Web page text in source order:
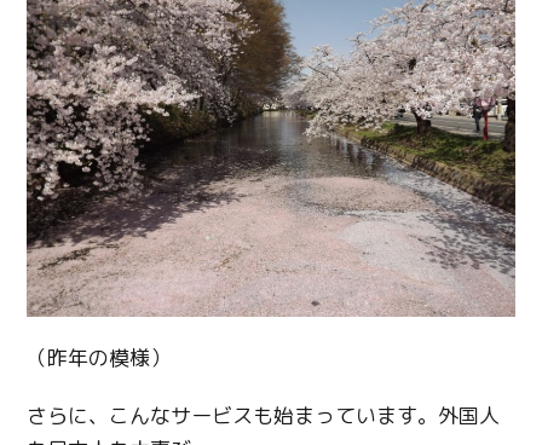
（昨年の模様）
さらに、こんなサービスも始まっています。外国人